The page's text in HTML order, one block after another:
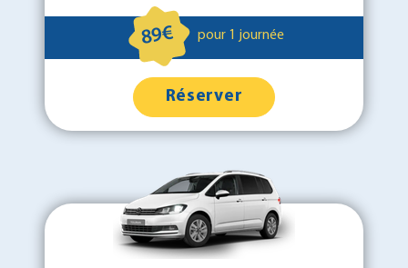
89€ pour 1 journée
Réserver